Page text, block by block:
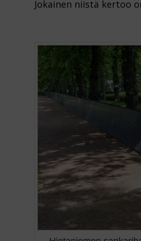
Jokainen niistä kertoo